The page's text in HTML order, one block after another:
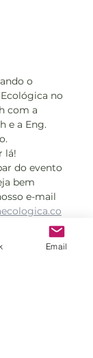
o
no
com a
e a Eng.
lá!
do evento
bem
e-mail
Email